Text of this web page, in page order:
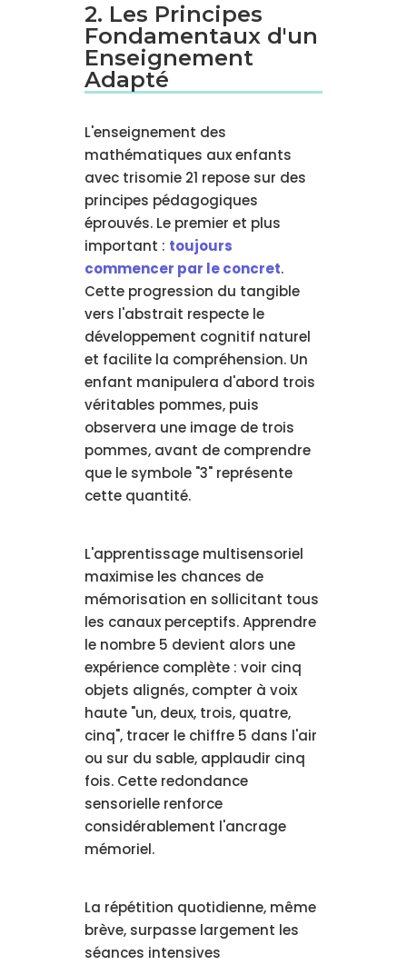
2. Les Principes
Fondamentaux d'un
Enseignement
Adapté
L'enseignement des
mathématiques aux enfants
avec trisomie 21 repose sur des
principes pédagogiques
éprouvés. Le premier et plus
important : toujours
commencer par le concret.
Cette progression du tangible
vers l'abstrait respecte le
développement cognitif naturel
et facilite la compréhension. Un
enfant manipulera d'abord trois
véritables pommes, puis
observera une image de trois
pommes, avant de comprendre
que le symbole "3" représente
cette quantité.
L'apprentissage multisensoriel
maximise les chances de
mémorisation en sollicitant tous
les canaux perceptifs. Apprendre
le nombre 5 devient alors une
expérience complète : voir cinq
objets alignés, compter à voix
haute "un, deux, trois, quatre,
cinq", tracer le chiffre 5 dans l'air
ou sur du sable, applaudir cinq
fois. Cette redondance
sensorielle renforce
considérablement l'ancrage
mémoriel.
La répétition quotidienne, même
brève, surpasse largement les
séances intensives